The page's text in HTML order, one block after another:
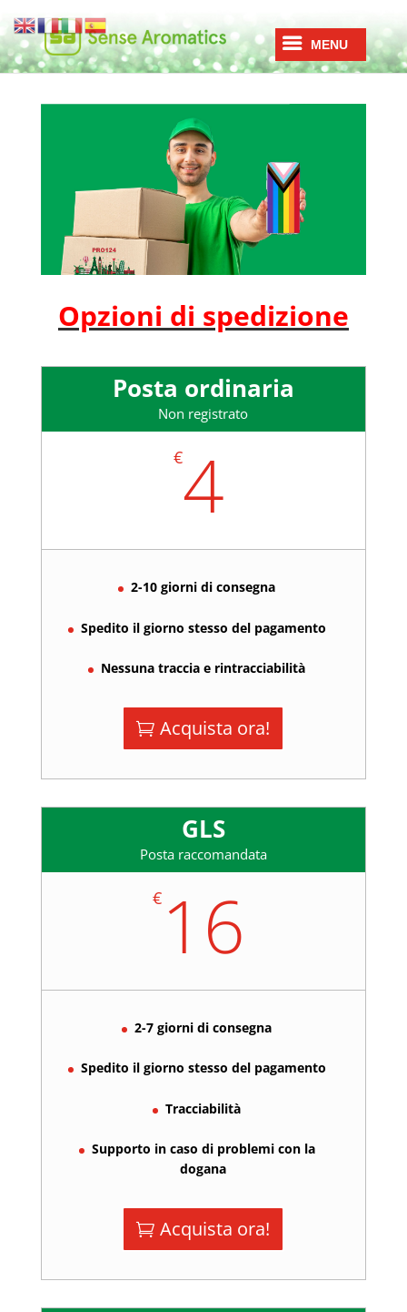
Opzioni di spedizione
Posta ordinaria
Non registrato
€4
2-10 giorni di consegna
Spedito il giorno stesso del pagamento
Nessuna traccia e rintracciabilità
Acquista ora!
GLS
Posta raccomandata
€16
2-7 giorni di consegna
Spedito il giorno stesso del pagamento
Tracciabilità
Supporto in caso di problemi con la
dogana
Acquista ora!